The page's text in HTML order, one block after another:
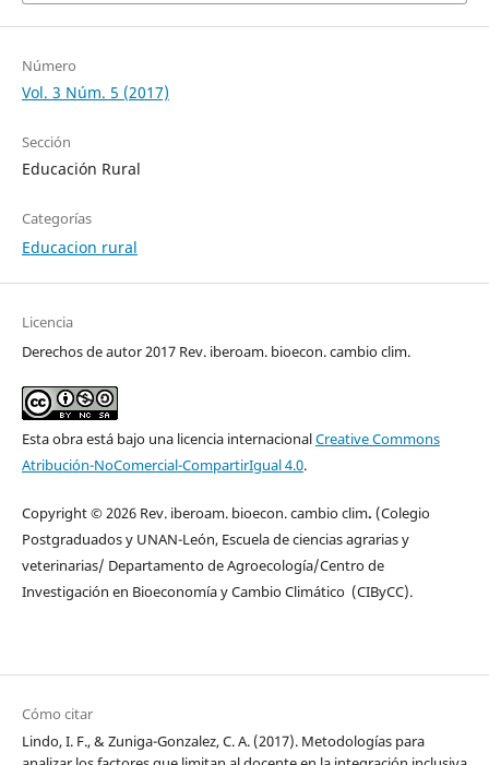
Número
Vol. 3 Núm. 5 (2017)
Sección
Educación Rural
Categorías
Educacion rural
Licencia
Derechos de autor 2017 Rev. iberoam. bioecon. cambio clim.
Esta obra está bajo una licencia internacionalCreative Commons
Atribución-NoComercial-CompartirIgual 4.0.
Copyright © 2026 Rev. iberoam. bioecon. cambio clim. (Colegio
Postgraduados y UNAN-León, Escuela de ciencias agrarias y
veterinarias/ Departamento de Agroecología/Centro de
Investigación en Bioeconomía y Cambio Climático (CIByCC).
Cómo citar
Lindo, I. F., & Zuniga-Gonzalez, C. A. (2017). Metodologías para